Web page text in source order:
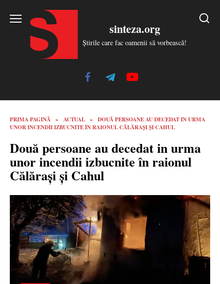
sinteza.org
Știrile care fac oamenii să vorbească!
PRIMA PAGINĂ » ACTUAL »
DOUĂ PERSOANE AU DECEDAT IN URMA
UNOR INCENDII IZBUCNITE ÎN RAIONUL CĂLĂRAȘI ȘI CAHUL
Două persoane au decedat in urma
unor incendii izbucnite în raionul
Călărași și Cahul